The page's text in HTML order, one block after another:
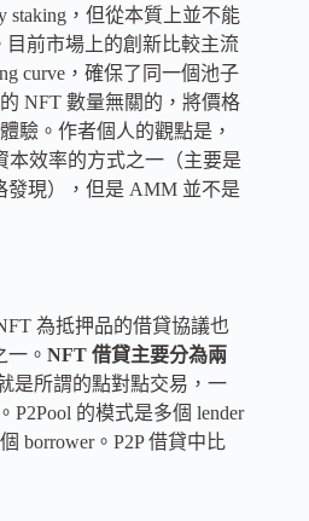
，但從本質上並不能
前市場上的創新比較主流
curve，確保了同一個池子
NFT 數量無關的，將價格
驗。作者個人的觀點是，
本效率的方式之一（主要是
發現），但是 AMM 並不是
為抵押品的借貸協議也
。 NFT 借貸主要分為兩
就是所謂的點對點交易，一
P2Pool 的模式是多個 lender
borrower。P2P 借貸中比